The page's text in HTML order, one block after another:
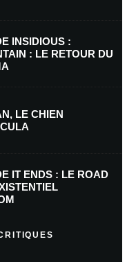
web
site dans le navigateur pour
vos commentaires sont
INSIDIOUS :
: LE RETOUR DU
LE CHIEN
IT ENDS : LE ROAD